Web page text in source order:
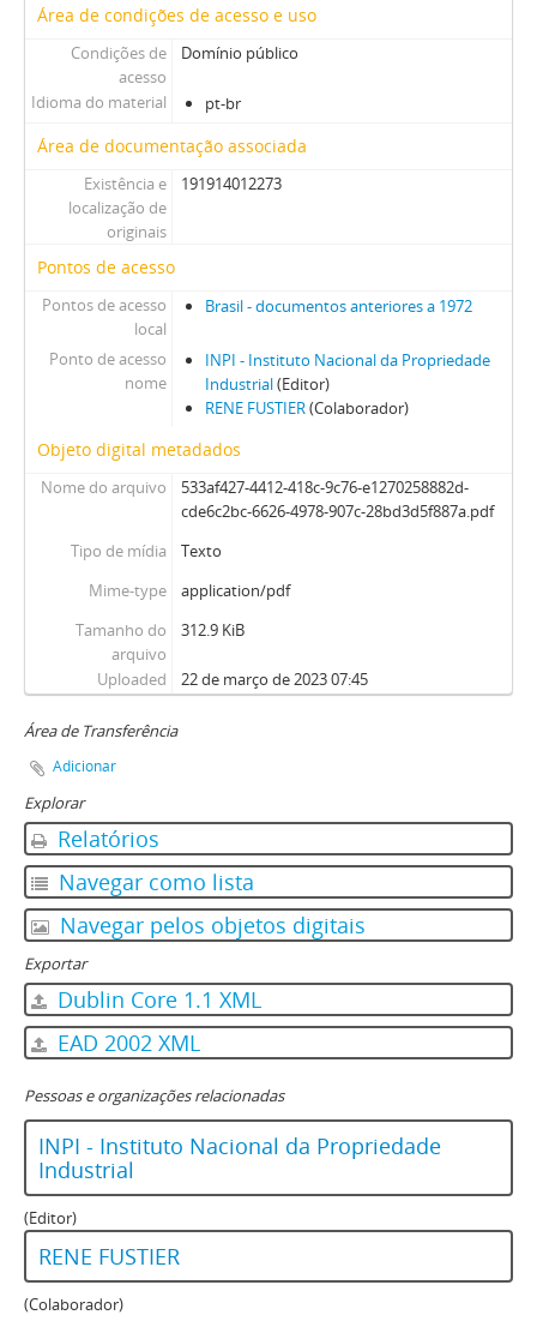
Área de condições de acesso e uso
Condições de
acesso
Domínio público
Idioma do material pt-br
Área de documentação associada
Existência e
localização de
originais
191914012273
Pontos de acesso
Pontos de acesso
local
Brasil - documentos anteriores a 1972
Ponto de acesso
nome
INPI - Instituto Nacional da Propriedade
Industrial(Editor)
RENE FUSTIER(Colaborador)
Objeto digital metadados
Nome do arquivo
533af427-4412-418c-9c76-e1270258882d-
cde6c2bc-6626-4978-907c-28bd3d5f887a.pdf
Tipo de mídia
Texto
Mime-type
application/pdf
Tamanho do
arquivo
312.9 KiB
Uploaded 22 de março de 2023 07:45
Área de Transferência
Adicionar
Explorar
Relatórios
Navegar como lista
Navegar pelos objetos digitais
Exportar
Dublin Core 1.1 XML
EAD 2002 XML
Pessoas e organizações relacionadas
INPI - Instituto Nacional da Propriedade
Industrial
(Editor)
RENE FUSTIER
(Colaborador)